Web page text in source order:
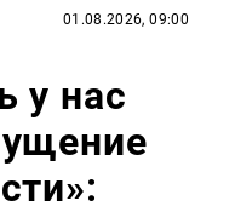
01.08.2026, 09:00
у нас